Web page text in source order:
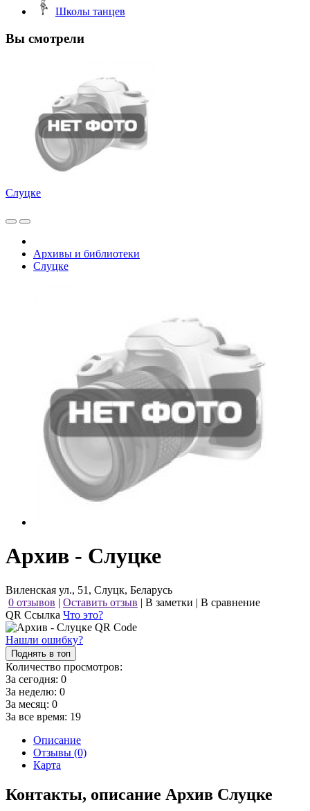
Школы танцев
Вы смотрели
Слуцке
Архивы и библиотеки
Слуцке
Архив - Слуцке
Виленская ул., 51, Слуцк, Беларусь
0 отзывов | Оставить отзыв | В заметки | В сравнение
QR Ссылка Что это?
Нашли ошибку?
Поднять в топ
Количество просмотров:
За сегодня: 0
За неделю: 0
За месяц: 0
За все время: 19
Описание
Отзывы (0)
Карта
Контакты, описание Архив Слуцке